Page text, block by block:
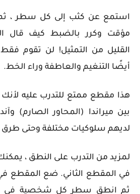
استمع عن كثب إلى كل سطر ،
مؤقت وكرر بالضبط كيف قال
القليل من التمثيل! لن تقوم
أيضًا التنغيم والعاطفة وراء الخط.
هذا مقطع ممتع للتدرب عليه لأنك
بين ميراندا (المحاور الصارم)
لديهم سلوكيات مختلفة وحتى طرق
لمزيد من التدرب على النطق ،
في المقطع الثاني. ضع المقطع
ثم انطق سطر كل شخصية في